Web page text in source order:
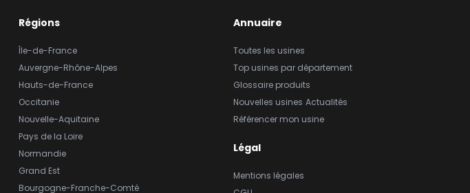
Régions
Île-de-France
Auvergne-Rhône-Alpes
Hauts-de-France
Occitanie
Nouvelle-Aquitaine
Pays de la Loire
Normandie
Grand Est
Bourgogne-Franche-Comté
Annuaire
Toutes les usines
Top usines par département
Glossaire produits
Nouvelles usines Actualités
Référencer mon usine
Légal
Mentions légales